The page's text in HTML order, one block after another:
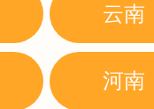
云南
河南